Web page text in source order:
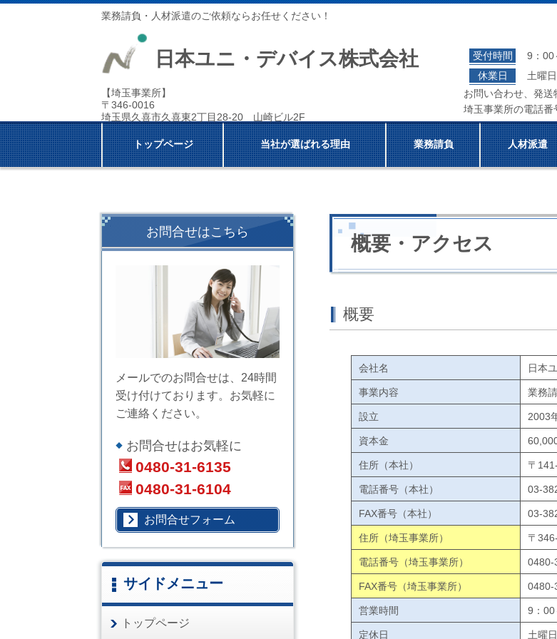
業務請負・人材派遣のご依頼ならお任せください！
日本ユニ・デバイス株式会社
【埼玉事業所】
〒346-0016
埼玉県久喜市久喜東2丁目28-20 山崎ビル2F
受付時間
9：00
休業日
土曜
お問い合わせ、発送
埼玉事業所の電話番
トップページ 当社が選ばれる理由 業務請負 人材派遣
概要・アクセス
概要
会社名 日本
事業内容 業務
設立 2003
資本金
住所（本社） 〒
電話番号（本社） 03-
FAX番号（本社） 03-
住所（埼玉事業所） 〒
電話番号（埼玉事業所） 0480-
FAX番号（埼玉事業所） 0480-
営業時間 9：
定休日 土曜
お問合せはこちら
メールでのお問合せは、24時間
受け付けております。お気軽に
ご連絡ください。
お問合せはお気軽に
0480-31-6135
0480-31-6104
お問合せフォーム
サイドメニュー
トップページ